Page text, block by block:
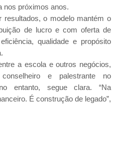
nos próximos anos.
resultados, o modelo mantém o
de lucro e com oferta de
qualidade e propósito
a escola e outros negócios,
e palestrante no
entanto, segue clara. “Na
É construção de legado”,